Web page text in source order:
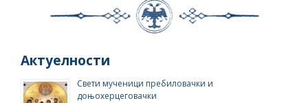
Актуелности
Свети мученици пребиловачки и
доњохерцеговачки